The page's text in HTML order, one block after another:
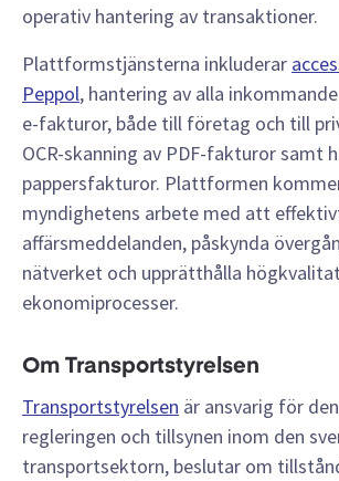
operativ hantering av transaktioner.
Plattformstjänsterna inkluderar
Peppol, hantering av alla
e-fakturor, både till företag och till
OCR-skanning av PDF-fakturor samt
pappersfakturor. Plattformen
myndighetens arbete med att
affärsmeddelanden, påskynda
nätverket och upprätthålla
ekonomiprocesser.
Om Transportstyrelsen
Transportstyrelsen är ansvarig för
regleringen och tillsynen inom den
transportsektorn, beslutar om